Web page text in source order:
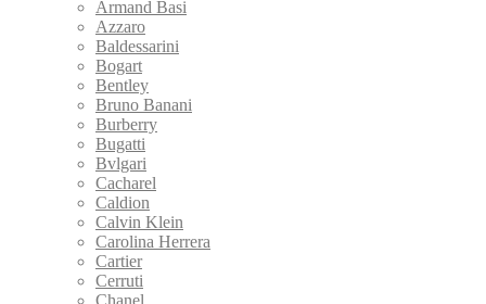
Armand Basi
Azzaro
Baldessarini
Bogart
Bentley
Bruno Banani
Burberry
Bugatti
Bvlgari
Cacharel
Caldion
Calvin Klein
Carolina Herrera
Cartier
Cerruti
Chanel